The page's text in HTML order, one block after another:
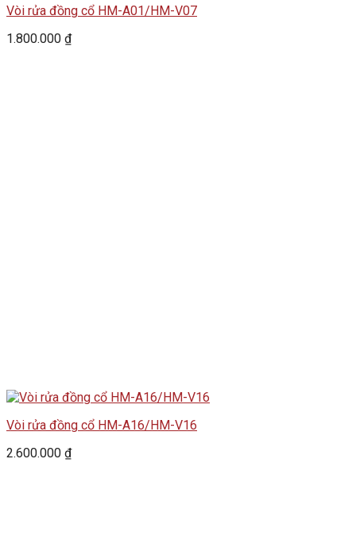
Vòi rửa đồng cổ HM-A01/HM-V07
1.800.000 ₫
Vòi rửa đồng cổ HM-A16/HM-V16
2.600.000 ₫